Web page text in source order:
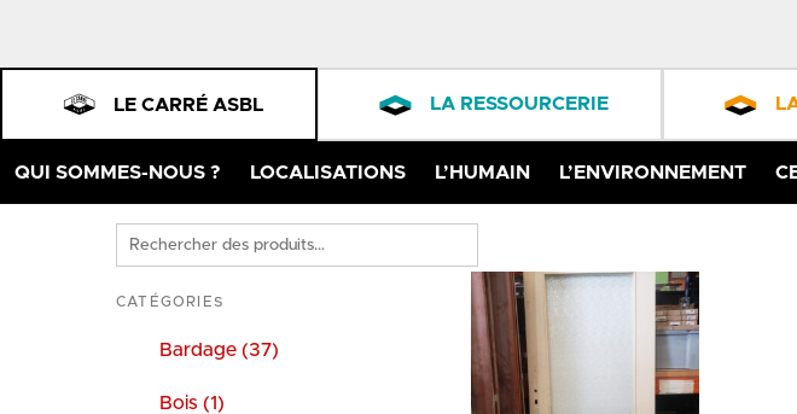
LE CARRÉ ASBL LA RESSOURCERIE
QUI SOMMES-NOUS ? LOCALISATIONS L’HUMAIN L’ENVIRONNEMENT
Rechercher
des
produits
CATÉGORIES
Bardage (37)
Bois (1)